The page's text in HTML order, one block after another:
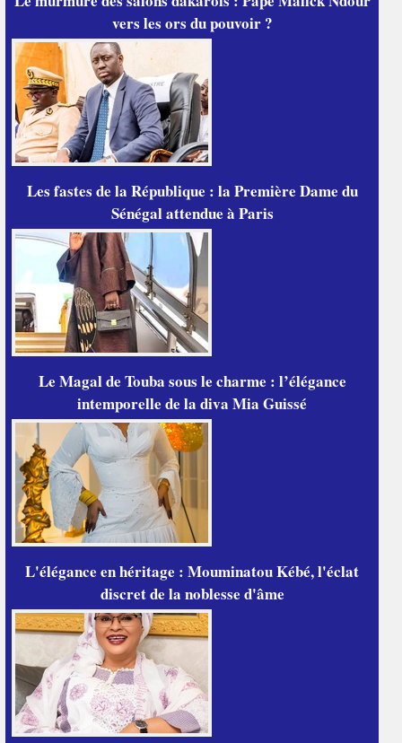
vers les ors du pouvoir ?
Les fastes de la République : la Première Dame du
Sénégal attendue à Paris
Le Magal de Touba sous le charme : l’élégance
intemporelle de la diva Mia Guissé
L'élégance en héritage : Mouminatou Kébé, l'éclat
discret de la noblesse d'âme